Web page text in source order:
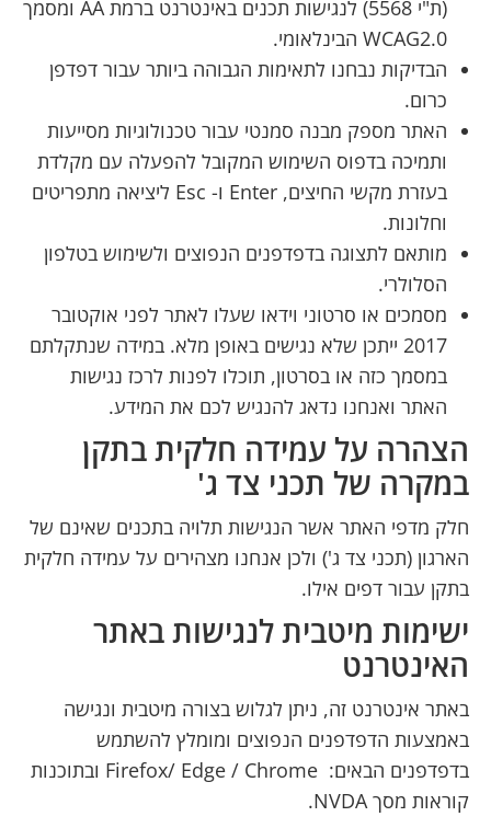
(ת"י 5568) לנגישות תכנים באינטרנט ברמת AA ומסמך
WCAG2.0 הבינלאומי.
הבדיקות נבחנו לתאימות הגבוהה ביותר עבור דפדפן
כרום.
האתר מספק מבנה סמנטי עבור טכנולוגיות מסייעות
ותמיכה בדפוס השימוש המקובל להפעלה עם מקלדת
בעזרת מקשי החיצים, Enter ו- Esc ליציאה מתפריטים
וחלונות.
מותאם לתצוגה בדפדפנים הנפוצים ולשימוש בטלפון
הסלולרי.
מסמכים או סרטוני וידאו שעלו לאתר לפני אוקטובר
2017 ייתכן שלא נגישים באופן מלא. במידה שנתקלתם
במסמך כזה או בסרטון, תוכלו לפנות לרכז נגישות
האתר ואנחנו נדאג להנגיש לכם את המידע.
הצהרה על עמידה חלקית בתקן
במקרה של תכני צד ג'
חלק מדפי האתר אשר הנגישות תלויה בתכנים שאינם של
הארגון (תכני צד ג') ולכן אנחנו מצהירים על עמידה חלקית
בתקן עבור דפים אילו.
ישימות מיטבית לנגישות באתר
האינטרנט
באתר אינטרנט זה, ניתן לגלוש בצורה מיטבית ונגישה
באמצעות הדפדפנים הנפוצים ומומלץ להשתמש
בדפדפנים הבאים: Firefox/ Edge / Chrome ובתוכנות
קוראות מסך NVDA.